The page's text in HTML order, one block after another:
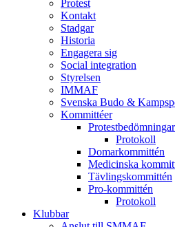
Protest
Kontakt
Stadgar
Historia
Engagera sig
Social integration
Styrelsen
IMMAF
Svenska Budo &
Kommittéer
Protestbedömningar
Protokoll
Domarkommittén
Medicinska
Tävlingskommittén
Pro-kommittén
Protokoll
Klubbar